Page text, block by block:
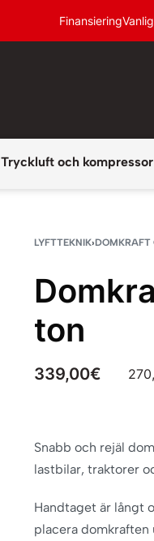
Finansiering
Tryckluft och kompressor
LYFTTEKNIK›DOMKRAFT
ton
339,00€
Snabb och rejäl
lastbilar, traktorer
Handtaget är långt
placera domkraften